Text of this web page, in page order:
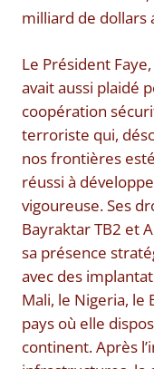
milliard de dollars
Le Président
avait aussi plaidé
coopération
terroriste qui,
nos frontières
réussi à
vigoureuse. Ses
Bayraktar TB2 et
sa présence
avec des
Mali, le Nigeria, le
pays où elle
continent. Après